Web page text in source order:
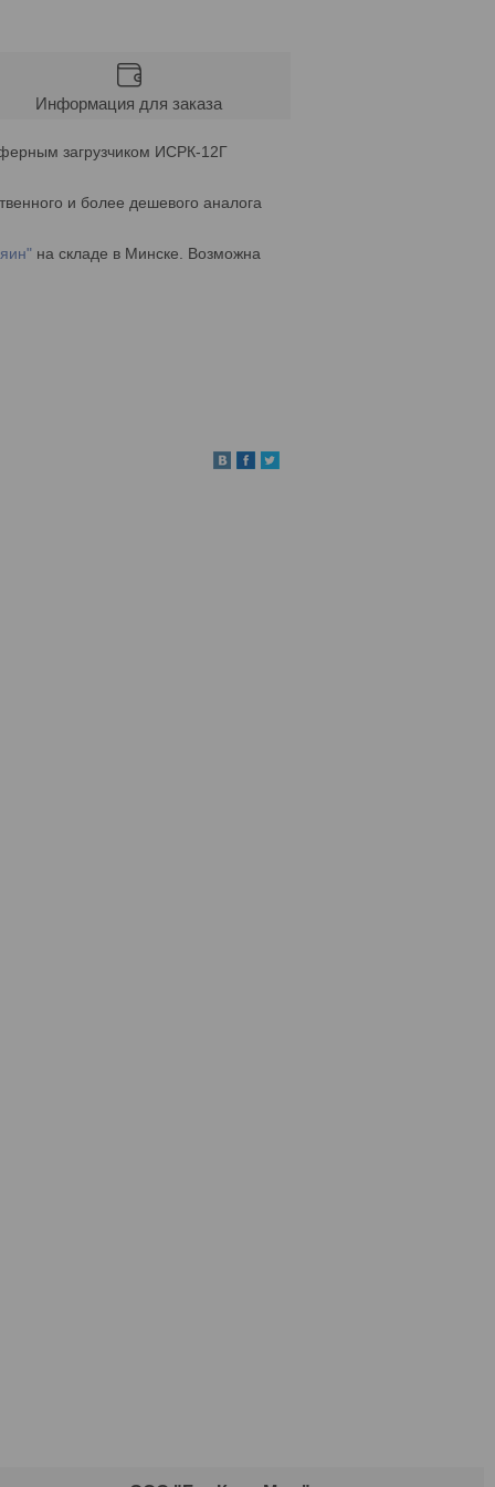
Информация для заказа
загрузчиком ИСРК-12Г
и более дешевого аналога
на складе в Минске. Возможна